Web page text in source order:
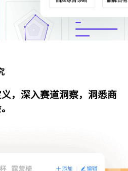
，深入赛道洞察，洞悉商